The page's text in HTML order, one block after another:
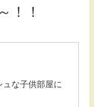
！！
な子供部屋に